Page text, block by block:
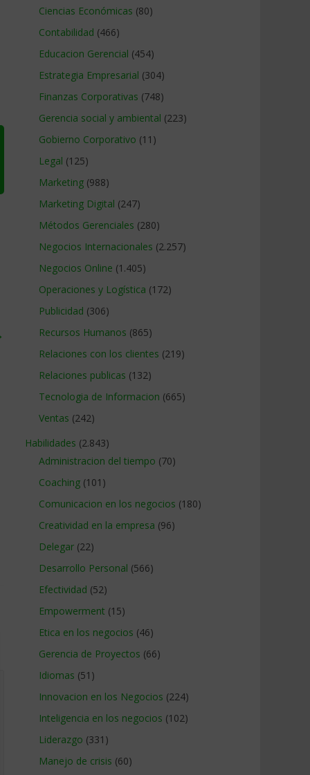
Ciencias Económicas (80)
Contabilidad (466)
Educacion Gerencial (454)
Estrategia Empresarial (304)
Finanzas Corporativas (748)
Gerencia social y ambiental (223)
Gobierno Corporativo (11)
Legal (125)
Marketing (988)
Marketing Digital (247)
Métodos Gerenciales (280)
Negocios Internacionales (2.257)
Negocios Online (1.405)
Operaciones y Logística (172)
Publicidad (306)
Recursos Humanos (865)
Relaciones con los clientes (219)
Relaciones publicas (132)
Tecnologia de Informacion (665)
Ventas (242)
Habilidades (2.843)
Administracion del tiempo (70)
Coaching (101)
Comunicacion en los negocios (180)
Creatividad en la empresa (96)
Delegar (22)
Desarrollo Personal (566)
Efectividad (52)
Empowerment (15)
Etica en los negocios (46)
Gerencia de Proyectos (66)
Idiomas (51)
Innovacion en los Negocios (224)
Inteligencia en los negocios (102)
Liderazgo (331)
Manejo de crisis (60)